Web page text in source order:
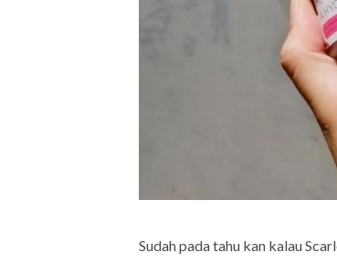
Sudah pada tahu kan kalau